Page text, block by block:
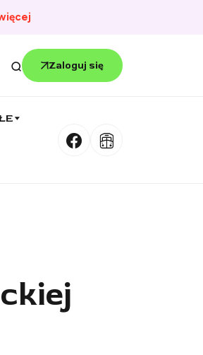
Zaloguj się